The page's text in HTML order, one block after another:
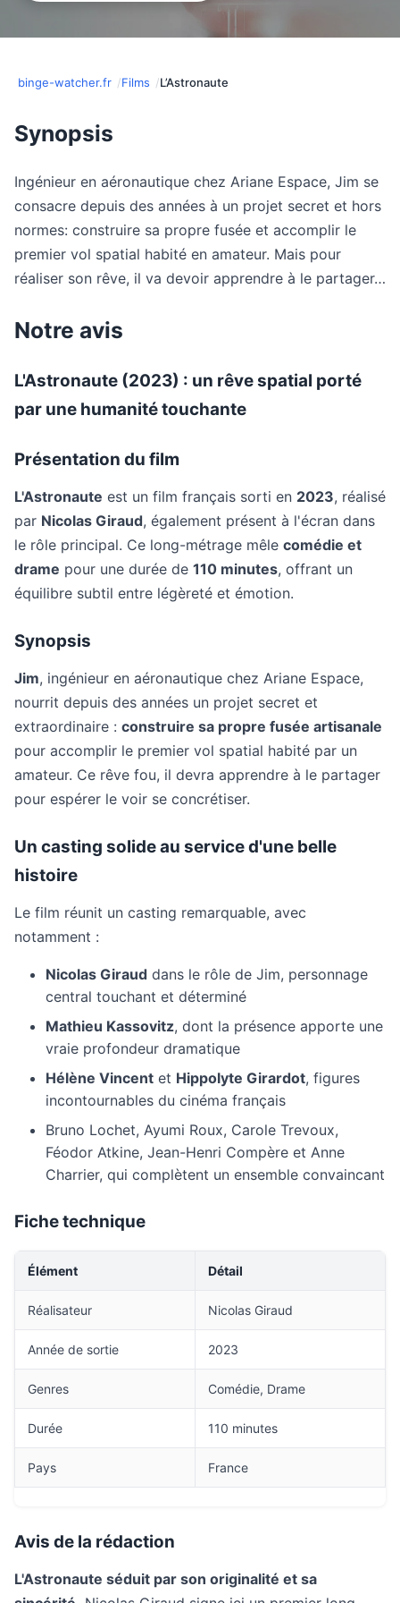
binge-watcher.fr Films L’Astronaute
Synopsis
Ingénieur en aéronautique chez Ariane Espace, Jim se
consacre depuis des années à un projet secret et hors
normes: construire sa propre fusée et accomplir le
premier vol spatial habité en amateur. Mais pour
réaliser son rêve, il va devoir apprendre à le partager…
Notre avis
L'Astronaute (2023) : un rêve spatial porté
par une humanité touchante
Présentation du film
L'Astronaute est un film français sorti en 2023, réalisé
par Nicolas Giraud, également présent à l'écran dans
le rôle principal. Ce long-métrage mêle comédie et
drame pour une durée de 110 minutes, offrant un
équilibre subtil entre légèreté et émotion.
Synopsis
Jim, ingénieur en aéronautique chez Ariane Espace,
nourrit depuis des années un projet secret et
extraordinaire : construire sa propre fusée artisanale
pour accomplir le premier vol spatial habité par un
amateur. Ce rêve fou, il devra apprendre à le partager
pour espérer le voir se concrétiser.
Un casting solide au service d'une belle
histoire
Le film réunit un casting remarquable, avec
notamment :
Nicolas Giraud dans le rôle de Jim, personnage
central touchant et déterminé
Mathieu Kassovitz, dont la présence apporte une
vraie profondeur dramatique
Hélène Vincent et Hippolyte Girardot, figures
incontournables du cinéma français
Bruno Lochet, Ayumi Roux, Carole Trevoux,
Féodor Atkine, Jean-Henri Compère et Anne
Charrier, qui complètent un ensemble convaincant
Fiche technique
Élément Détail
Réalisateur Nicolas Giraud
Année de sortie 2023
Genres Comédie, Drame
Durée 110 minutes
Pays France
Avis de la rédaction
L'Astronaute séduit par son originalité et sa